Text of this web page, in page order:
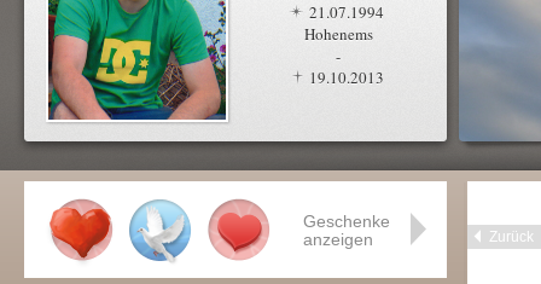
21.07.1994
Hohenems
-
19.10.2013
Zurück
Geschenke
anzeigen